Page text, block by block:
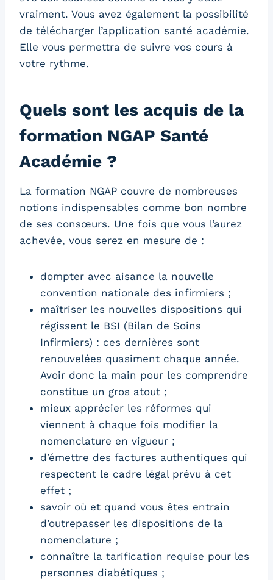
vraiment. Vous avez également la possibilité
de télécharger l’application santé académie.
Elle vous permettra de suivre vos cours à
votre rythme.
Quels sont les acquis de la
formation NGAP Santé
Académie ?
La formation NGAP couvre de nombreuses
notions indispensables comme bon nombre
de ses consœurs. Une fois que vous l’aurez
achevée, vous serez en mesure de :
dompter avec aisance la nouvelle
convention nationale des infirmiers ;
maîtriser les nouvelles dispositions qui
régissent le BSI (Bilan de Soins
Infirmiers) : ces dernières sont
renouvelées quasiment chaque année.
Avoir donc la main pour les comprendre
constitue un gros atout ;
mieux apprécier les réformes qui
viennent à chaque fois modifier la
nomenclature en vigueur ;
d’émettre des factures authentiques qui
respectent le cadre légal prévu à cet
effet ;
savoir où et quand vous êtes entrain
d’outrepasser les dispositions de la
nomenclature ;
connaître la tarification requise pour les
personnes diabétiques ;